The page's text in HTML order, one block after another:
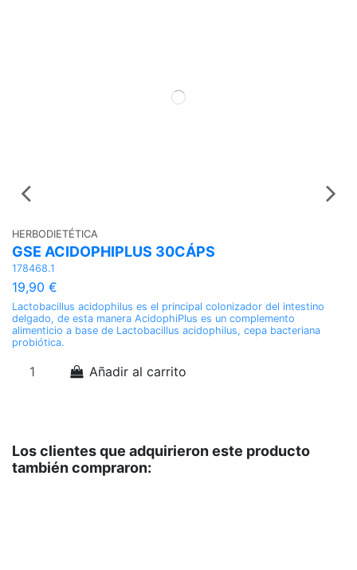
HERBODIETÉTICA
GSE ACIDOPHIPLUS 30CÁPS
178468.1
19,90 €
Lactobacillus acidophilus es el principal colonizador del intestino
delgado, de esta manera AcidophiPlus es un complemento
alimenticio a base de Lactobacillus acidophilus, cepa bacteriana
probiótica.
Añadir al carrito
Los clientes que adquirieron este producto
también compraron: